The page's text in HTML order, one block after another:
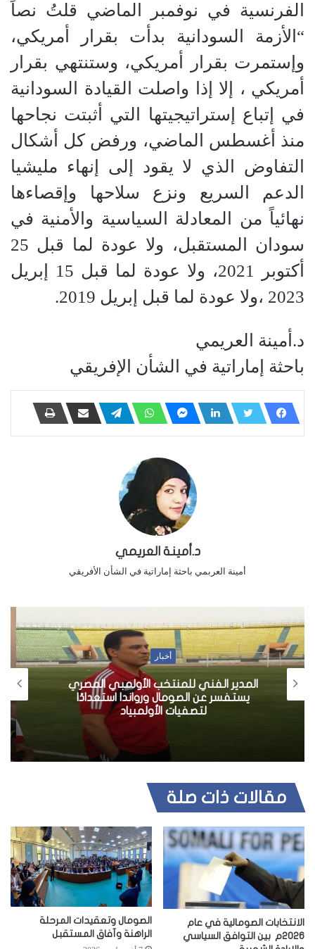
الفرنسية في نوفمبر الماضي قلتُ نصاً
“الأزمة السودانية بدأت بقرار أمريكي،
وإستمرت بقرار أمريكي، وستنتهي بقرار
أمريكي‬⁩ ، إلا إذا واصلت القيادة السودانية
في إتباع إستراتيجيتها التي أثبتت نجاحها
منذ أغسطس الماضي، ورفض كل أشكال
التفاوض الذي لا يقود إلى إنهاء مليشيا
الدعم السريع ونزع سلاحها وإقصاءها
نهائياً من المعادلة السياسية والأمنية في
سودان المستقبل، ولا عودة لما قبل 25
أكتوبر 2021، ولا عودة لما قبل 15 إبريل
2023 ،ولا عودة لما قبل إبريل 2019.
د.أمينة العريمي
باحثة إماراتية في الشأن الإفريقي
د.أمينة العريمي
أمينة العربمي باحثة إماراتية في الشأن الأفريقي
أخبار
“إعرض موهبتك” في الصومال تحت الحراسة
الامنية
مقالات ذات صلة
الانتخابات الصومالية في عام
2026م بين التوافق السياسي
الصومال وتعقيدات المرحلة
الراهنة وآفاق المستقبل